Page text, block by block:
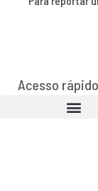
Acesso rápido